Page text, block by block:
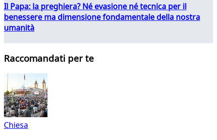
Il Papa: la preghiera? Né evasione né tecnica per il
benessere ma dimensione fondamentale della nostra
umanità
Raccomandati per te
Chiesa